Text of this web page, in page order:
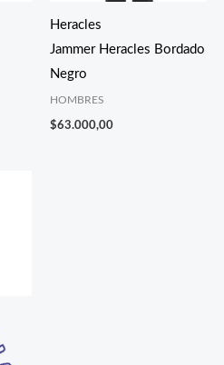
Heracles
Jammer Heracles Bordado
Negro
HOMBRES
$63.000,00